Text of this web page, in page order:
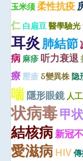
玉米须 柔性抗疫
仁 白扁豆 醫學驗光
耳炎肺結節
病 麻疹 听力衰退
療 壓瘡 δ變異株隐
喘隱形眼鏡 人
状病毒甲
結核病新冠
愛滋病 HIV